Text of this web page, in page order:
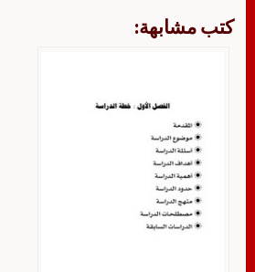
كتب مشابهة: